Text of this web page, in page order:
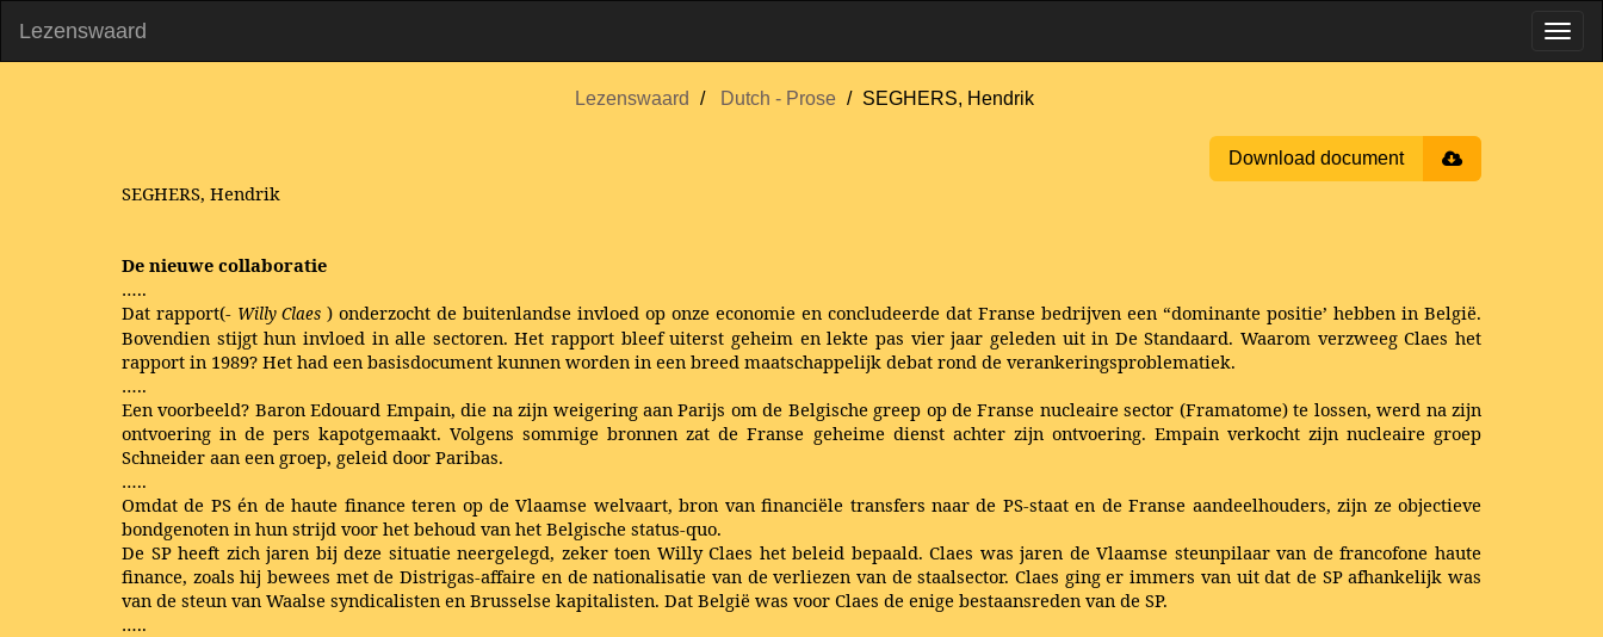
Lezenswaard
Lezenswaard Dutch - Prose SEGHERS, Hendrik
Download document
SEGHERS, Hendrik
De nieuwe collaboratie
…..
Dat rapport(- Willy Claes ) onderzocht de buitenlandse invloed op onze economie en concludeerde dat Franse bedrijven een “dominante positie’ hebben in België.
Bovendien stijgt hun invloed in alle sectoren. Het rapport bleef uiterst geheim en lekte pas vier jaar geleden uit in De Standaard. Waarom verzweeg Claes het
rapport in 1989? Het had een basisdocument kunnen worden in een breed maatschappelijk debat rond de verankeringsproblematiek.
…..
Een voorbeeld? Baron Edouard Empain, die na zijn weigering aan Parijs om de Belgische greep op de Franse nucleaire sector (Framatome) te lossen, werd na zijn
ontvoering in de pers kapotgemaakt. Volgens sommige bronnen zat de Franse geheime dienst achter zijn ontvoering. Empain verkocht zijn nucleaire groep
Schneider aan een groep, geleid door Paribas.
…..
Omdat de PS én de haute finance teren op de Vlaamse welvaart, bron van financiële transfers naar de PS-staat en de Franse aandeelhouders, zijn ze objectieve
bondgenoten in hun strijd voor het behoud van het Belgische status-quo.
De SP heeft zich jaren bij deze situatie neergelegd, zeker toen Willy Claes het beleid bepaald. Claes was jaren de Vlaamse steunpilaar van de francofone haute
finance, zoals hij bewees met de Distrigas-affaire en de nationalisatie van de verliezen van de staalsector. Claes ging er immers van uit dat de SP afhankelijk was
van de steun van Waalse syndicalisten en Brusselse kapitalisten. Dat België was voor Claes de enige bestaansreden van de SP.
…..